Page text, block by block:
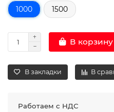
1000
1500
В корзину
В закладки В
Работаем с НДС